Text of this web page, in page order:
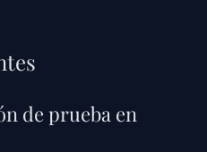
de prueba en